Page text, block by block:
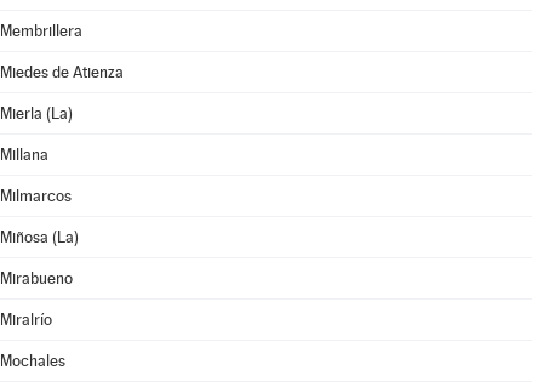
Membrillera
Miedes de Atienza
Mierla (La)
Millana
Milmarcos
Miñosa (La)
Mirabueno
Miralrío
Mochales